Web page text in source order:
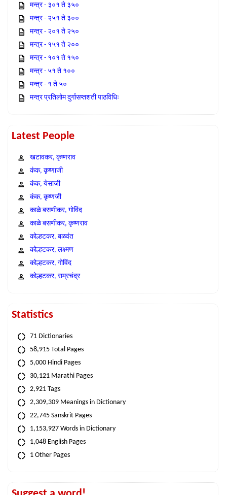
मन्त्र - ३०१ ते ३५०
मन्त्र - २५१ ते ३००
मन्त्र - २०१ ते २५०
मन्त्र - १५१ ते २००
मन्त्र - १०१ ते १५०
मन्त्र - ५१ ते १००
मन्त्र - १ ते ५०
मन्त्र प्रतिलोम दुर्गासप्तशती पाठविधिः
Latest People
खटावकर, कृष्णराव
कंक, कृष्णाजी
कंक, येसाजी
कंक, कृष्णजी
काळे बसणीकर, गोविंद
काळे बसणीकर, कृष्णराव
कोल्हटकर, बळवंत
कोल्हटकर, लक्ष्मण
कोल्हटकर, गोविंद
कोल्हटकर, राम्रचंद्र
Statistics
71 Dictionaries
58,915 Total Pages
5,000 Hindi Pages
30,121 Marathi Pages
2,921 Tags
2,309,309 Meanings in Dictionary
22,745 Sanskrit Pages
1,153,927 Words in Dictionary
1,048 English Pages
1 Other Pages